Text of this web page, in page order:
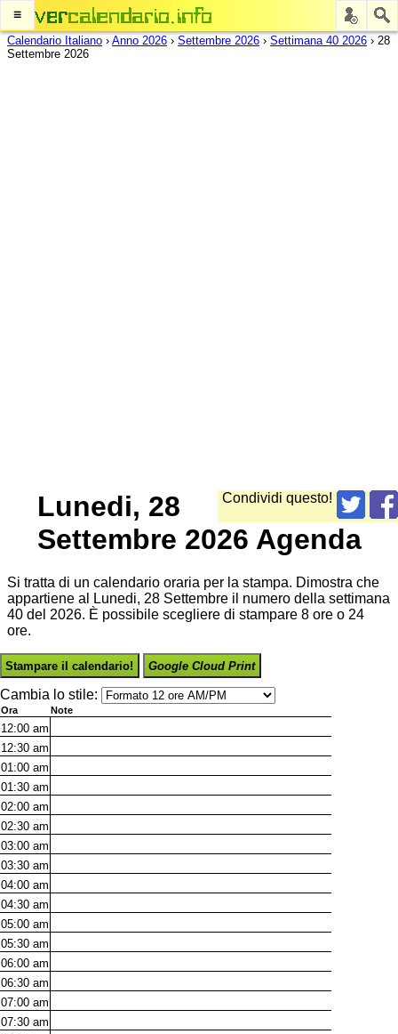
≡
Calendario Italiano › Anno 2026 › Settembre 2026 › Settimana 40 2026 › 28
Settembre 2026
Condividi questo!
Lunedi, 28
Settembre 2026 Agenda
Si tratta di un calendario oraria per la stampa. Dimostra che
appartiene al Lunedi, 28 Settembre il numero della settimana
40 del 2026. È possibile scegliere di stampare 8 ore o 24
ore.
Stampare il calendario! Google Cloud Print
Cambia lo stile:
Ora Note
12:00 am
12:30 am
01:00 am
01:30 am
02:00 am
02:30 am
03:00 am
03:30 am
04:00 am
04:30 am
05:00 am
05:30 am
06:00 am
06:30 am
07:00 am
07:30 am